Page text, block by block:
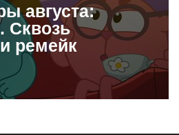
августа:
Сквозь
ремейк